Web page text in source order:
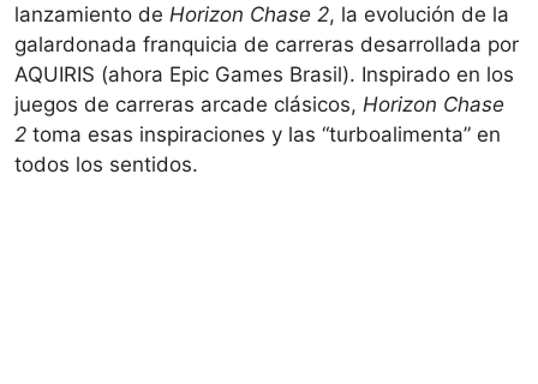
lanzamiento de Horizon Chase 2, la evolución de la
galardonada franquicia de carreras desarrollada por
AQUIRIS (ahora Epic Games Brasil). Inspirado en los
juegos de carreras arcade clásicos, Horizon Chase
2 toma esas inspiraciones y las “turboalimenta” en
todos los sentidos.